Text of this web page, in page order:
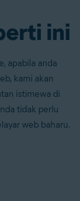
ini
apabila anda
kami akan
istimewa di
tidak perlu
web baharu.